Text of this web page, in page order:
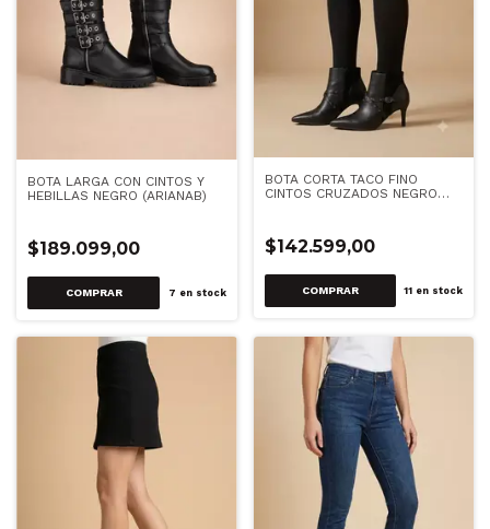
BOTA LARGA CON CINTOS Y
HEBILLAS NEGRO (ARIANAB)
$189.099,00
COMPRAR 7 en stock
BOTA CORTA TACO FINO
CINTOS CRUZADOS NEGRO
$142.599,00
COMPRAR 11 en stock